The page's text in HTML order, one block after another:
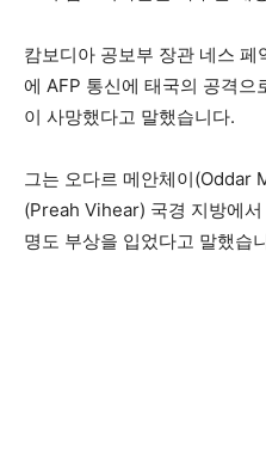
캄보디아 공보부 장관 네스
에 AFP 통신에 태국의 공격으
이 사망했다고 말했습니다.
그는 오다르 메안체이(Oddar
(Preah Vihear) 국경 지방에
명도 부상을 입었다고 말했습